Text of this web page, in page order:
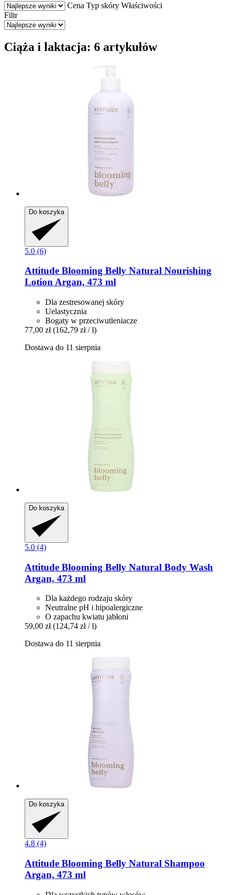
Cena Typ skóry Właściwości
Filtr
Ciąża i laktacja: 6 artykułów
Do koszyka
5.0 (6)
Attitude Blooming Belly Natural Nourishing
Lotion Argan, 473 ml
Dla zestresowanej skóry
Uelastycznia
Bogaty w przeciwutleniacze
77,00 zł (162,79 zł / l)
Dostawa do 11 sierpnia
Do koszyka
5.0 (4)
Attitude Blooming Belly Natural Body Wash
Argan, 473 ml
Dla każdego rodzaju skóry
Neutralne pH i hipoalergiczne
O zapachu kwiatu jabłoni
59,00 zł (124,74 zł / l)
Dostawa do 11 sierpnia
Do koszyka
4.8 (4)
Attitude Blooming Belly Natural Shampoo
Argan, 473 ml